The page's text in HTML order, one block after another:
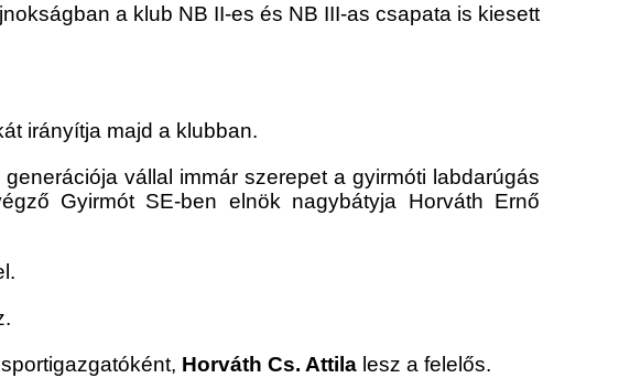
a klub NB II-es és NB III-as csapata is kiesett
irányítja majd a klubban.
vállal immár szerepet a gyirmóti labdarúgás
Gyirmót SE-ben elnök nagybátyja Horváth Ernő
Horváth Cs. Attila lesz a felelős.